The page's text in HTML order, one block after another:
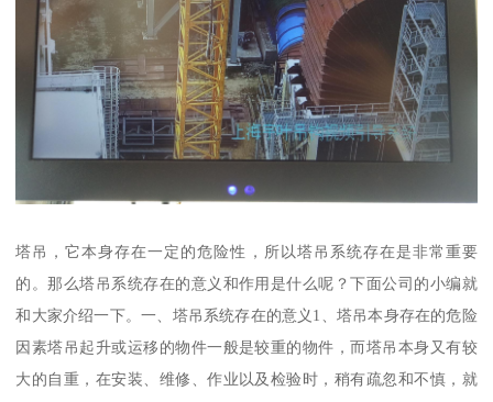
塔吊，它本身存在一定的危险性，所以塔吊系统存在是非常重要
的。那么塔吊系统存在的意义和作用是什么呢？下面公司的小编就
和大家介绍一下。一、塔吊系统存在的意义1、塔吊本身存在的危险
因素塔吊起升或运移的物件一般是较重的物件，而塔吊本身又有较
大的自重，在安装、维修、作业以及检验时，稍有疏忽和不慎，就